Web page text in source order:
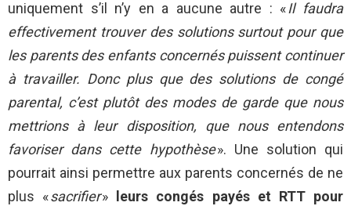
uniquement s’il n’y en a aucune autre : «Il faudra
effectivement trouver des solutions surtout pour que
les parents des enfants concernés puissent continuer
à travailler. Donc plus que des solutions de congé
parental, c’est plutôt des modes de garde que nous
mettrions à leur disposition, que nous entendons
favoriser dans cette hypothèse». Une solution qui
pourrait ainsi permettre aux parents concernés de ne
plus «sacrifier»
leurs congés payés et RTT pour